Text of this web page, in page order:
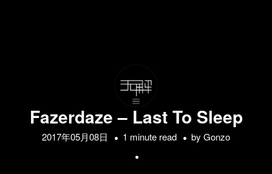
Fazerdaze – Last To Sleep
2017年05月08日 1 minute read by Gonzo